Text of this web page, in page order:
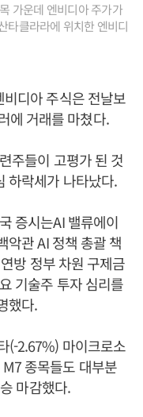
가운데 엔비디아 주가가
타클라라에 위치한 엔비디
디아 주식은 전날보
에 거래를 마쳤다.
주들이 고평가 된 것
하락세가 나타났다.
증시는AI 밸류에이
악관 AI 정책 총괄 책
방 정부 차원 구제금
기술주 투자 심리를
했다.
(-2.67%) 마이크로소
종목들도 대부분
마감했다.